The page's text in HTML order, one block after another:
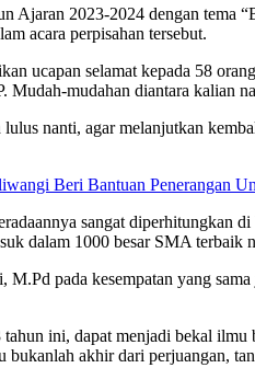
Ajaran 2023-2024 dengan tema
acara perpisahan tersebut.
ucapan selamat kepada 58
mudahan diantara kalian
lulus nanti, agar melanjutkan
Beri Bantuan Penerangan
sangat diperhitungkan
dalam 1000 besar SMA terbaik
pada kesempatan yang
ini, dapat menjadi bekal
bukanlah akhir dari perjuangan,